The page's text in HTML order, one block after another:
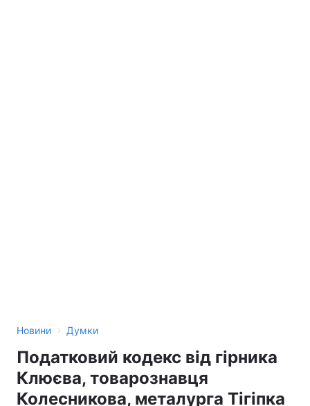
Новини › Думки
Податковий кодекс від гірника
Клюєва, товарознавця
Колесникова, металурга Тігіпка